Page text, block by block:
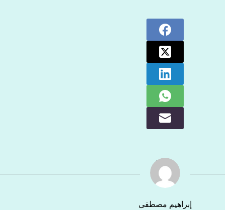
إبراهيم مصطفى